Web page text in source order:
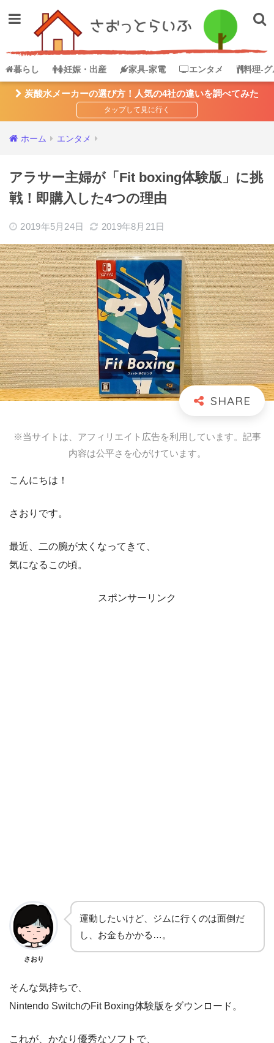
暮らし 妊娠・出産 家具-家電 エンタメ 料理-グ
炭酸水メーカーの選び方！人気の4社の違いを調べてみた
ホーム エンタメ
アラサー主婦が「Fit boxing体験版」に挑
戦！即購入した4つの理由
2019年5月24日 2019年8月21日
※当サイトは、アフィリエイト広告を利用しています。記事
内容は公平さを心がけています。
こんにちは！
さおりです。
最近、二の腕が太くなってきて、
気になるこの頃。
スポンサーリンク
さおり
運動したいけど、ジムに行くのは面倒だ
し、お金もかかる…。
そんな気持ちで、
Nintendo SwitchのFit Boxing体験版をダウンロード。
これが、かなり優秀なソフトで、